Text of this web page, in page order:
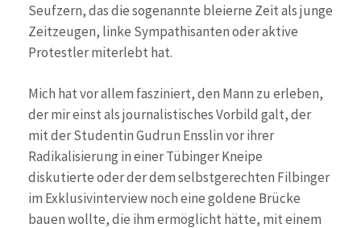
Seufzern, das die sogenannte bleierne Zeit als junge
Zeitzeugen, linke Sympathisanten oder aktive
Protestler miterlebt hat.
Mich hat vor allem fasziniert, den Mann zu erleben,
der mir einst als journalistisches Vorbild galt, der
mit der Studentin Gudrun Ensslin vor ihrer
Radikalisierung in einer Tübinger Kneipe
diskutierte oder der dem selbstgerechten Filbinger
im Exklusivinterview noch eine goldene Brücke
bauen wollte, die ihm ermöglicht hätte, mit einem